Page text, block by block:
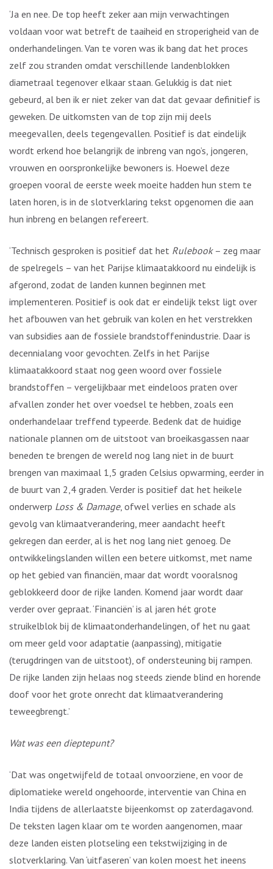
‘Ja en nee. De top heeft zeker aan mijn verwachtingen
voldaan voor wat betreft de taaiheid en stroperigheid van de
onderhandelingen. Van te voren was ik bang dat het proces
zelf zou stranden omdat verschillende landenblokken
diametraal tegenover elkaar staan. Gelukkig is dat niet
gebeurd, al ben ik er niet zeker van dat dat gevaar definitief is
geweken. De uitkomsten van de top zijn mij deels
meegevallen, deels tegengevallen. Positief is dat eindelijk
wordt erkend hoe belangrijk de inbreng van ngo’s, jongeren,
vrouwen en oorspronkelijke bewoners is. Hoewel deze
groepen vooral de eerste week moeite hadden hun stem te
laten horen, is in de slotverklaring tekst opgenomen die aan
hun inbreng en belangen refereert.
‘Technisch gesproken is positief dat het Rulebook– zeg maar
de spelregels – van het Parijse klimaatakkoord nu eindelijk is
afgerond, zodat de landen kunnen beginnen met
implementeren. Positief is ook dat er eindelijk tekst ligt over
het afbouwen van het gebruik van kolen en het verstrekken
van subsidies aan de fossiele brandstoffenindustrie. Daar is
decennialang voor gevochten. Zelfs in het Parijse
klimaatakkoord staat nog geen woord over fossiele
brandstoffen – vergelijkbaar met eindeloos praten over
afvallen zonder het over voedsel te hebben, zoals een
onderhandelaar treffend typeerde. Bedenk dat de huidige
nationale plannen om de uitstoot van broeikasgassen naar
beneden te brengen de wereld nog lang niet in de buurt
brengen van maximaal 1,5 graden Celsius opwarming, eerder in
de buurt van 2,4 graden. Verder is positief dat het heikele
onderwerp Loss & Damage, ofwel verlies en schade als
gevolg van klimaatverandering, meer aandacht heeft
gekregen dan eerder, al is het nog lang niet genoeg. De
ontwikkelingslanden willen een betere uitkomst, met name
op het gebied van financiën, maar dat wordt vooralsnog
geblokkeerd door de rijke landen. Komend jaar wordt daar
verder over gepraat. ‘Financiën’ is al jaren hét grote
struikelblok bij de klimaatonderhandelingen, of het nu gaat
om meer geld voor adaptatie (aanpassing), mitigatie
(terugdringen van de uitstoot), of ondersteuning bij rampen.
De rijke landen zijn helaas nog steeds ziende blind en horende
doof voor het grote onrecht dat klimaatverandering
teweegbrengt.’
Wat was een dieptepunt?
‘Dat was ongetwijfeld de totaal onvoorziene, en voor de
diplomatieke wereld ongehoorde, interventie van China en
India tijdens de allerlaatste bijeenkomst op zaterdagavond.
De teksten lagen klaar om te worden aangenomen, maar
deze landen eisten plotseling een tekstwijziging in de
slotverklaring. Van ‘uitfaseren’ van kolen moest het ineens